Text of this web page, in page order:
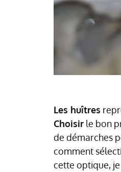
Les huîtres
Choisir le bon
de démarches
comment
cette optique,